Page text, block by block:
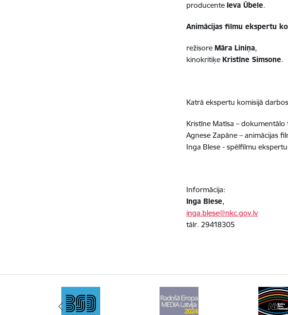
producenteIeva Ūbele.
Animācijas filmu ekspertu
režisoreMāra Liniņa,
kinokritiķeKristīne Simsone.
Katrā ekspertu komisijā
Kristīne Matīsa –
Agnese Zapāne – animācijas
Inga Blese - spēlfilmu
Informācija:
Inga Blese,
inga.blese@nkc.gov.lv
tālr. 29418305